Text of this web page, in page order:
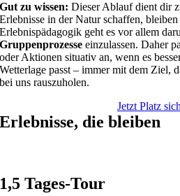
Gut zu wissen: Dieser Ablauf dient dir
Erlebnisse in der Natur schaffen,
Erlebnispädagogik geht es vor allem
Gruppenprozesse einzulassen. Daher
oder Aktionen situativ an, wenn es
Wetterlage passt – immer mit dem Ziel,
bei uns rauszuholen.
Jetzt Platz
Erlebnisse, die bleiben
1,5 Tages-Tour